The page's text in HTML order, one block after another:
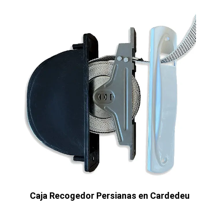
Caja Recogedor Persianas en Cardedeu